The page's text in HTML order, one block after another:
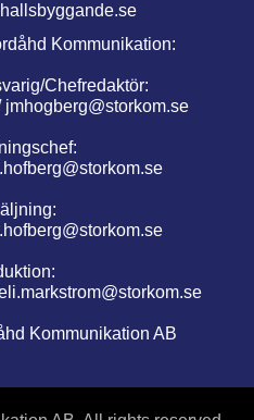
Kommunikation:
Chefredaktör:
jmhogberg@storkom.se
Kommunikation AB